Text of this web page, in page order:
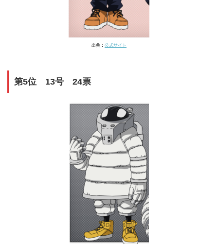
出典： 公式サイト
第5位 13号 24票